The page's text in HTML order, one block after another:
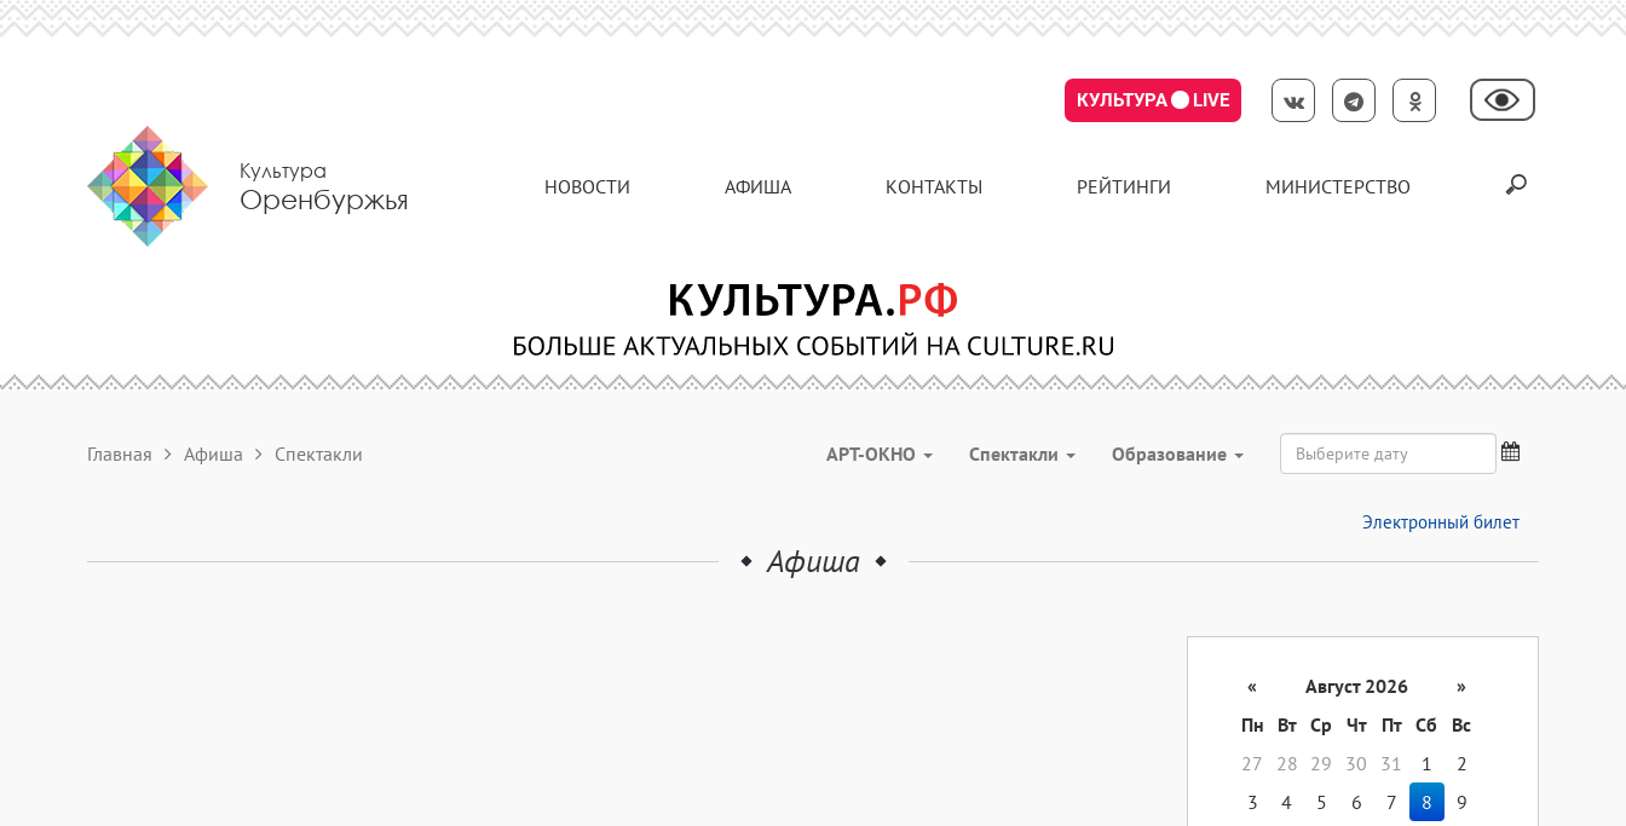
КУЛЬТУРА LIVE
Культура
Оренбуржья НОВОСТИ АФИША КОНТАКТЫ РЕЙТИНГИ МИНИСТЕРСТВО
Главная Афиша Спектакли АРТ-ОКНО Спектакли Образование
Электронный билет
Афиша
« Август 2026
»
Пн
Вт Ср Чт Пт Сб
Вс
27
28 29 30 31 1
2
3
4 5 6 7 8
9